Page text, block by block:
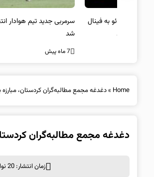
سرمربی جدید تیم هوادار انتخاب
شد
Home
»دغدغه مجمع مطالبه‌گران کردستان،
دغدغه مجمع مطالبه‌گران
زمان انتشار: 20 نوامبر 2021 ساعت 13:26